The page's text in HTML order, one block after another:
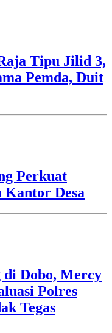
Tipu Jilid 3,
Pemda, Duit
Perkuat
Kantor Desa
Dobo, Mercy
Polres
Tegas